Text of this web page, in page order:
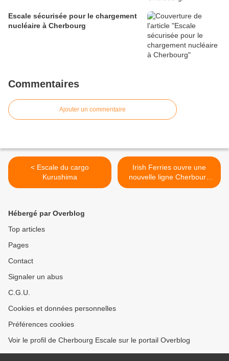
Escale sécurisée pour le chargement
nucléaire à Cherbourg
Commentaires
Ajouter un commentaire
< Escale du cargo
Kurushima
Irish Ferries ouvre une
nouvelle ligne Cherbourg
Dublin >
Hébergé par Overblog
Top articles
Pages
Contact
Signaler un abus
C.G.U.
Cookies et données personnelles
Préférences cookies
Voir le profil de Cherbourg Escale sur le portail Overblog